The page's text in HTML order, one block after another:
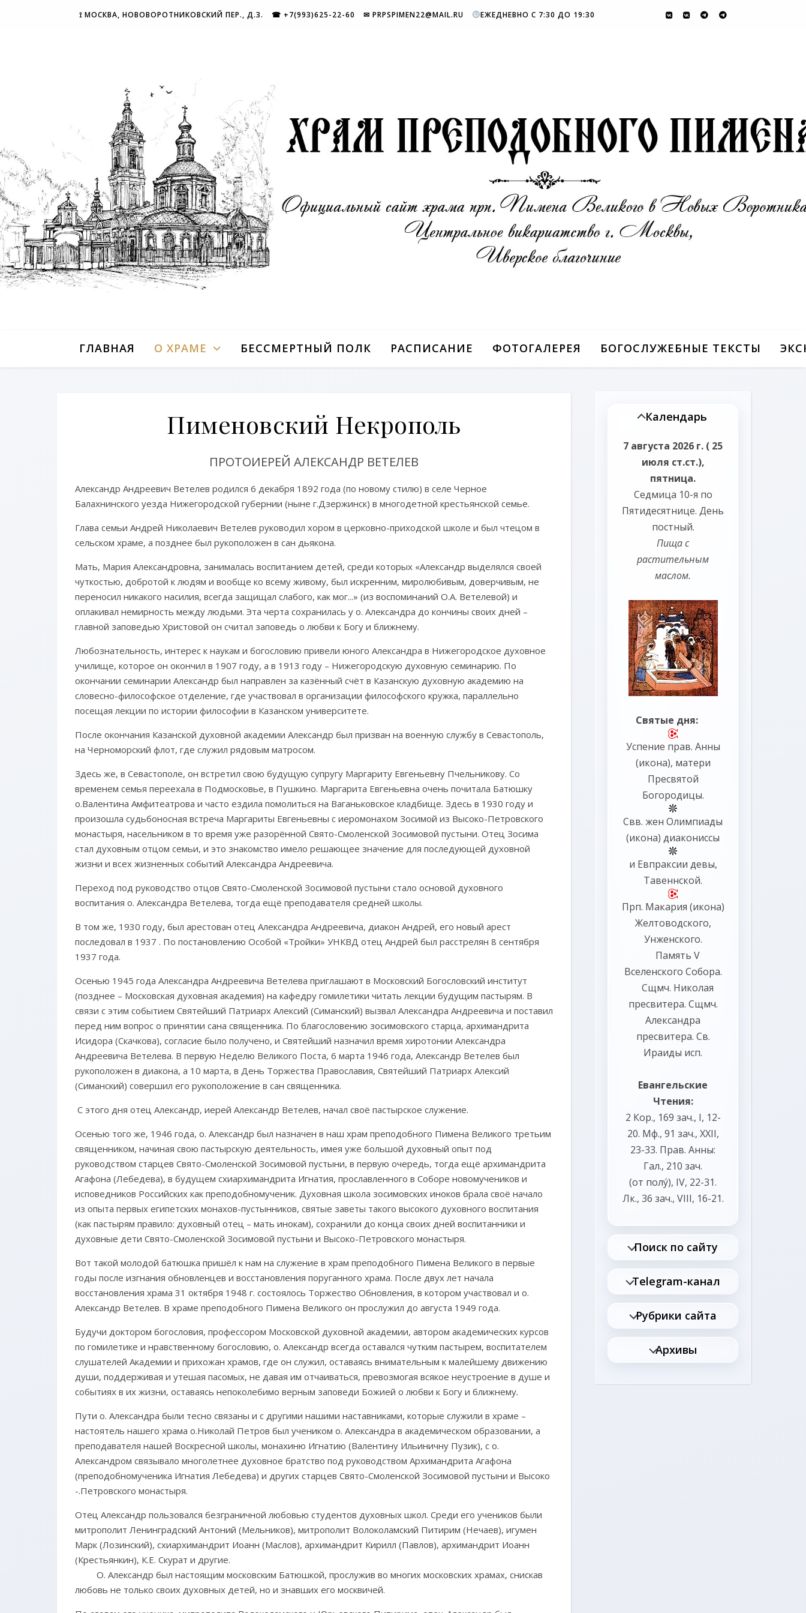
⟟ МОСКВА, НОВОВОРОТНИКОВСКИЙ ПЕР., Д.3. ☎ +7(993)625-22-60 ✉ PRPSPIMEN22@MAIL.RU ЕЖЕДНЕВНО С 7:30 ДО 19:30
ГЛАВНАЯ О ХРАМЕ БЕССМЕРТНЫЙ ПОЛК РАСПИСАНИЕ ФОТОГАЛЕРЕЯ БОГОСЛУЖЕБНЫЕ ТЕКСТЫ
Пименовский Некрополь
ПРОТОИЕРЕЙ АЛЕКСАНДР ВЕТЕЛЕВ
Александр Андреевич Ветелев родился 6 декабря 1892 года (по новому стилю) в селе Черное
Балахнинского уезда Нижегородской губернии (ныне г.Дзержинск) в многодетной крестьянской семье.
Глава семьи Андрей Николаевич Ветелев руководил хором в церковно-приходской школе и был чтецом в
сельском храме, а позднее был рукоположен в сан дьякона.
Мать, Мария Александровна, занималась воспитанием детей, среди которых «Александр выделялся своей
чуткостью, добротой к людям и вообще ко всему живому, был искренним, миролюбивым, доверчивым, не
переносил никакого насилия, всегда защищал слабого, как мог...» (из воспоминаний О.А. Ветелевой) и
оплакивал немирность между людьми. Эта черта сохранилась у о. Александра до кончины своих дней –
главной заповедью Христовой он считал заповедь о любви к Богу и ближнему.
Любознательность, интерес к наукам и богословию привели юного Александра в Нижегородское духовное
училище, которое он окончил в 1907 году, а в 1913 году – Нижегородскую духовную семинарию. По
окончании семинарии Александр был направлен за казённый счёт в Казанскую духовную академию на
словесно-философское отделение, где участвовал в организации философского кружка, параллельно
посещая лекции по истории философии в Казанском университете.
После окончания Казанской духовной академии Александр был призван на военную службу в Севастополь,
на Черноморский флот, где служил рядовым матросом.
Здесь же, в Севастополе, он встретил свою будущую супругу Маргариту Евгеньевну Пчельникову. Со
временем семья переехала в Подмосковье, в Пушкино. Маргарита Евгеньевна очень почитала Батюшку
о.Валентина Амфитеатрова и часто ездила помолиться на Ваганьковское кладбище. Здесь в 1930 году и
произошла судьбоносная встреча Маргариты Евгеньевны с иеромонахом Зосимой из Высоко-Петровского
монастыря, насельником в то время уже разорённой Свято-Смоленской Зосимовой пустыни. Отец Зосима
стал духовным отцом семьи, и это знакомство имело решающее значение для последующей духовной
жизни и всех жизненных событий Александра Андреевича.
Переход под руководство отцов Свято-Смоленской Зосимовой пустыни стало основой духовного
воспитания о. Александра Ветелева, тогда ещё преподавателя средней школы.
В том же, 1930 году, был арестован отец Александра Андреевича, диакон Андрей, его новый арест
последовал в 1937 . По постановлению Особой «Тройки» УНКВД отец Андрей был расстрелян 8 сентября
1937 года.
Осенью 1945 года Александра Андреевича Ветелева приглашают в Московский Богословский институт
(позднее – Московская духовная академия) на кафедру гомилетики читать лекции будущим пастырям. В
связи с этим событием Святейший Патриарх Алексий (Симанский) вызвал Александра Андреевича и поставил
перед ним вопрос о принятии сана священника. По благословению зосимовского старца, архимандрита
Исидора (Скачкова), согласие было получено, и Святейший назначил время хиротонии Александра
Андреевича Ветелева. В первую Неделю Великого Поста, 6 марта 1946 года, Александр Ветелев был
рукоположен в диакона, а 10 марта, в День Торжества Православия, Святейший Патриарх Алексий
(Симанский) совершил его рукоположение в сан священника.
С этого дня отец Александр, иерей Александр Ветелев, начал своё пастырское служение.
Осенью того же, 1946 года, о. Александр был назначен в наш храм преподобного Пимена Великого третьим
священником, начиная свою пастырскую деятельность, имея уже большой духовный опыт под
руководством старцев Свято-Смоленской Зосимовой пустыни, в первую очередь, тогда ещё архимандрита
Агафона (Лебедева), в будущем схиархимандрита Игнатия, прославленного в Соборе новомучеников и
исповедников Российских как преподобномученик. Духовная школа зосимовских иноков брала своё начало
из опыта первых египетских монахов-пустынников, святые заветы такого высокого духовного воспитания
(как пастырям правило: духовный отец – мать инокам), сохранили до конца своих дней воспитанники и
духовные дети Свято-Смоленской Зосимовой пустыни и Высоко-Петровского монастыря.
Вот такой молодой батюшка пришёл к нам на служение в храм преподобного Пимена Великого в первые
годы после изгнания обновленцев и восстановления поруганного храма. После двух лет начала
восстановления храма 31 октября 1948 г. состоялось Торжество Обновления, в котором участвовал и о.
Александр Ветелев. В храме преподобного Пимена Великого он прослужил до августа 1949 года.
Будучи доктором богословия, профессором Московской духовной академии, автором академических курсов
по гомилетике и нравственному богословию, о. Александр всегда оставался чутким пастырем, воспитателем
слушателей Академии и прихожан храмов, где он служил, оставаясь внимательным к малейшему движению
души, поддерживая и утешая пасомых, не давая им отчаиваться, превозмогая всякое неустроение в душе и
событиях в их жизни, оставаясь непоколебимо верным заповеди Божией о любви к Богу и ближнему.
Пути о. Александра были тесно связаны и с другими нашими наставниками, которые служили в храме –
настоятель нашего храма о.Николай Петров был учеником о. Александра в академическом образовании, а
преподавателя нашей Воскресной школы, монахиню Игнатию (Валентину Ильиничну Пузик), с о.
Александром связывало многолетнее духовное братство под руководством Архимандрита Агафона
(преподобномученика Игнатия Лебедева) и других старцев Свято-Смоленской Зосимовой пустыни и Высоко
-.Петровского монастыря.
Отец Александр пользовался безграничной любовью студентов духовных школ. Среди его учеников были
митрополит Ленинградский Антоний (Мельников), митрополит Волоколамский Питирим (Нечаев), игумен
Марк (Лозинский), схиархимандрит Иоанн (Маслов), архимандрит Кирилл (Павлов), архимандрит Иоанн
(Крестьянкин), К.Е. Скурат и другие.
О. Александр был настоящим московским Батюшкой, прослужив во многих московских храмах, снискав
любовь не только своих духовных детей, но и знавших его москвичей.
Календарь
7 августа 2026 г. ( 25
июля ст.ст.),
пятница.
Седмица 10-я по
Пятидесятнице. День
постный.
Пища с
растительным
маслом.
Святые дня:
Успение прав. Анны
(икона), матери
Пресвятой
Богородицы.
Свв. жен Олимпиады
(икона) диакониссы
и Евпраксии девы,
Тавеннской.
Прп. Макария (икона)
Желтоводского,
Унженского.
Память V
Вселенского Собора.
Сщмч. Николая
пресвитера. Сщмч.
Александра
пресвитера. Св.
Ираиды исп.
Евангельские
Чтения:
2 Кор., 169 зач., I, 12-
20. Мф., 91 зач., XXII,
23-33. Прав. Анны:
Гал., 210 зач.
(от полу́), IV, 22-31.
Лк., 36 зач., VIII, 16-21.
Поиск по сайту
Telegram-канал
Рубрики сайта
Архивы